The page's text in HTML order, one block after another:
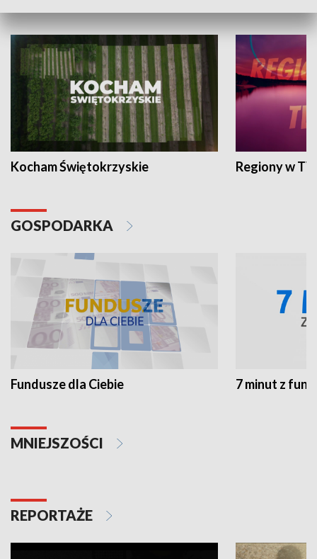
Kocham Świętokrzyskie Regiony w
GOSPODARKA
Fundusze dla Ciebie 7 minut z
MNIEJSZOŚCI
REPORTAŻE